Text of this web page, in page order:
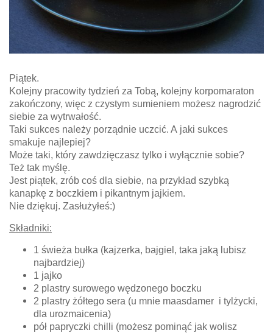
Piątek.
Kolejny pracowity tydzień za Tobą, kolejny korpomaraton
zakończony, więc z czystym sumieniem możesz nagrodzić
siebie za wytrwałość.
Taki sukces należy porządnie uczcić. A jaki sukces
smakuje najlepiej?
Może taki, który zawdzięczasz tylko i wyłącznie sobie?
Też tak myślę.
Jest piątek, zrób coś dla siebie, na przykład szybką
kanapkę z boczkiem i pikantnym jajkiem.
Nie dziękuj. Zasłużyłeś:)
Składniki:
1 świeża bułka (kajzerka, bajgiel, taka jaką lubisz
najbardziej)
1 jajko
2 plastry surowego wędzonego boczku
2 plastry żółtego sera (u mnie maasdamer i tylżycki,
dla urozmaicenia)
pół papryczki chilli (możesz pominąć jak wolisz